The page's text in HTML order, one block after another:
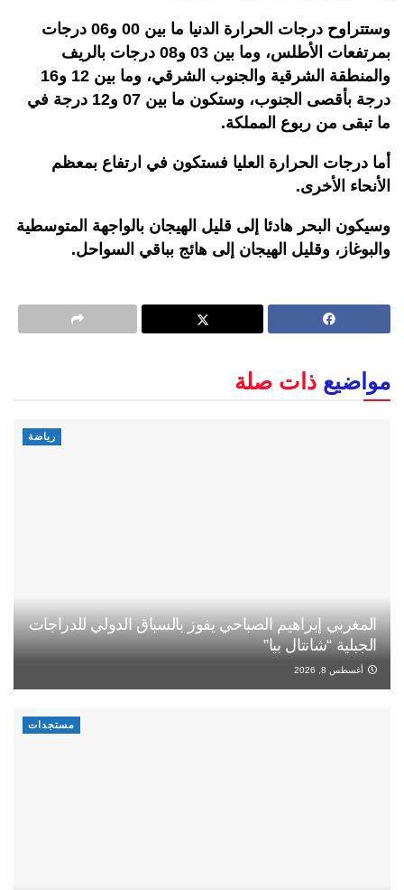
وستتراوح درجات الحرارة الدنيا ما بين 00 و06 درجات
بمرتفعات الأطلس، وما بين 03 و08 درجات بالريف
والمنطقة الشرقية والجنوب الشرقي، وما بين 12 و16
درجة بأقصى الجنوب، وستكون ما بين 07 و12 درجة في
ما تبقى من ربوع المملكة.
أما درجات الحرارة العليا فستكون في ارتفاع بمعظم
الأنحاء الأخرى.
وسيكون البحر هادئا إلى قليل الهيجان بالواجهة المتوسطية
والبوغاز، وقليل الهيجان إلى هائج بباقي السواحل.
مواضيع ذات صلة
رياضة
المغربي إبراهيم الصباحي يفوز بالسباق الدولي للدراجات
الجبلية “شانتال بيا”
أغسطس 8, 2026
مستجدات